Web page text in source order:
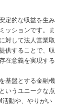
定的な収益を生み
ッションです。ま
対して法人営業取
供することで、収
在意義を実現する
基盤とする金融機
いうユニークな点
活動や、やりがい